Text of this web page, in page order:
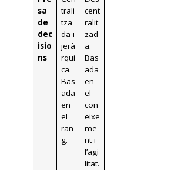
sa
de
dec
isio
ns
trali
tza
da i
jerà
rqui
ca.
Bas
ada
en
el
ran
g.
cent
ralit
zad
a.
Bas
ada
en
el
con
eixe
me
nt i
l’agi
litat.